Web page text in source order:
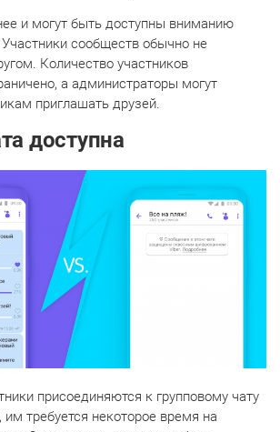
и могут быть доступны вниманию
сообществ обычно не
Количество участников
а администраторы могут
приглашать друзей.
доступна
присоединяются к групповому чату
им требуется некоторое время на